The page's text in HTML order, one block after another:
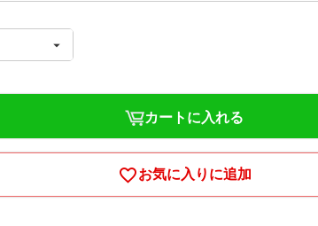
お気に入りに追加
カートに入れる